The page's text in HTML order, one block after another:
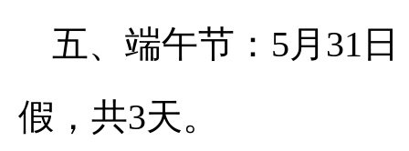
五、端午节：5月31
假，共3天。